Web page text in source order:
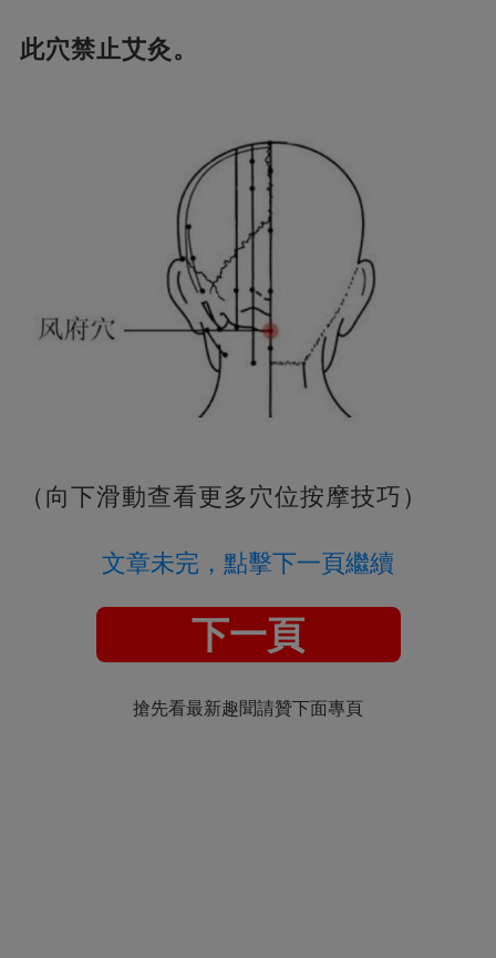
此穴禁止艾灸。
（向下滑動查看更多穴位按摩技巧）
文章未完，點擊下一頁繼續
下一頁
搶先看最新趣聞請贊下面專頁